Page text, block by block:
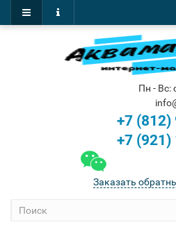
Пн - Вс:
+7
+7
Заказать